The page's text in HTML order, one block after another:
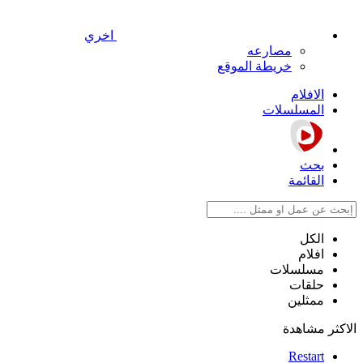
اخري
مصارعه
خريطة الموقع
الافلام
المسلسلات
بحث
القائمة
الكل
افلام
مسلسلات
حلقات
ممثلين
الاكثر مشاهدة
Restart